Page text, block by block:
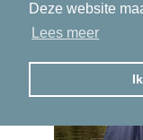
Deze website
Lees meer